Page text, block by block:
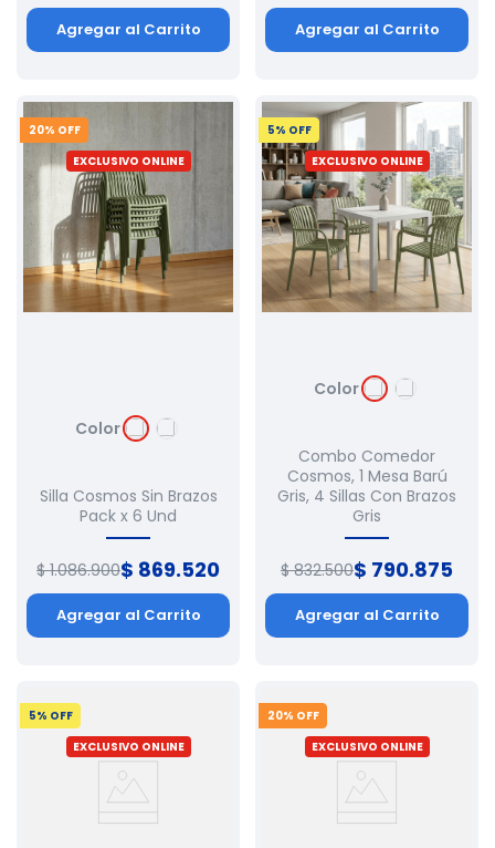
Agregar al Carrito Agregar al Carrito
20% OFF
EXCLUSIVO ONLINE
Color
Silla Cosmos Sin Brazos
Pack x 6 Und
$ 1.086.900$ 869.520
Agregar al Carrito
5% OFF
EXCLUSIVO ONLINE
Color
Combo Comedor
Cosmos, 1 Mesa Barú
Gris, 4 Sillas Con Brazos
Gris
$ 832.500$ 790.875
Agregar al Carrito
5% OFF
EXCLUSIVO ONLINE
20% OFF
EXCLUSIVO ONLINE